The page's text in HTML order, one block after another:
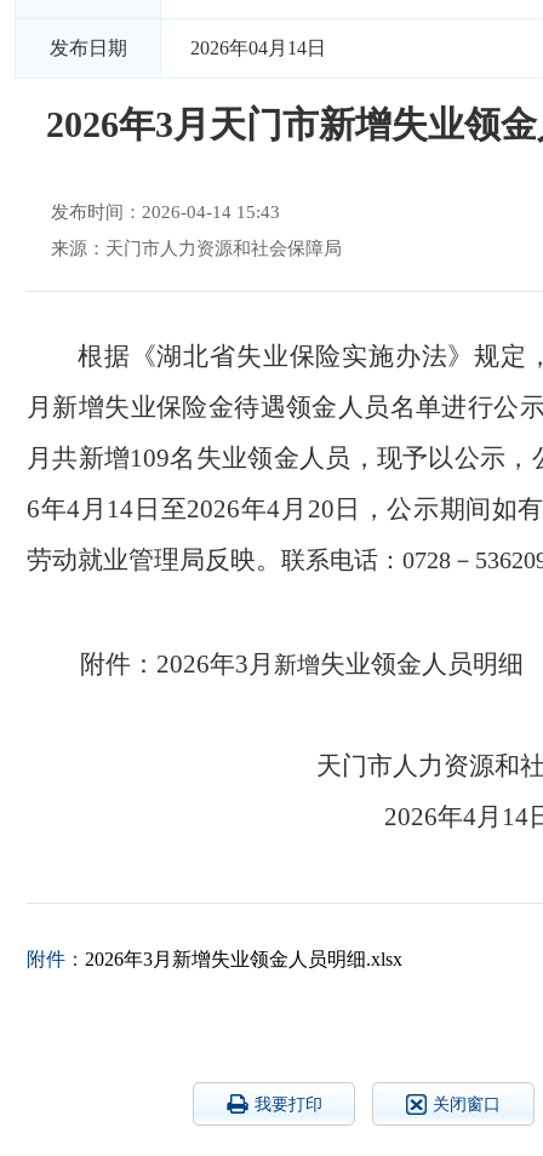
发布日期 2026年04月14日
2026年3月天门市新增失业领
发布时间：2026-04-14 15:43
来源：天门市人力资源和社会保障局
根据《湖北省失业保险实施办法》规定
月新增失业保险金待遇领金人员名单进行公
月共新增109名失业领金人员，现予以公示，
6年4月14日至2026年4月20日，公示期间如
劳动就业管理局反映。 联系电话：0728－
附件：2026年3月 新增失业领金人员明细
天门市人力资源
2026年
附件： 2026年3月新增失业领金人员明细.xlsx
我要打印 关闭窗口